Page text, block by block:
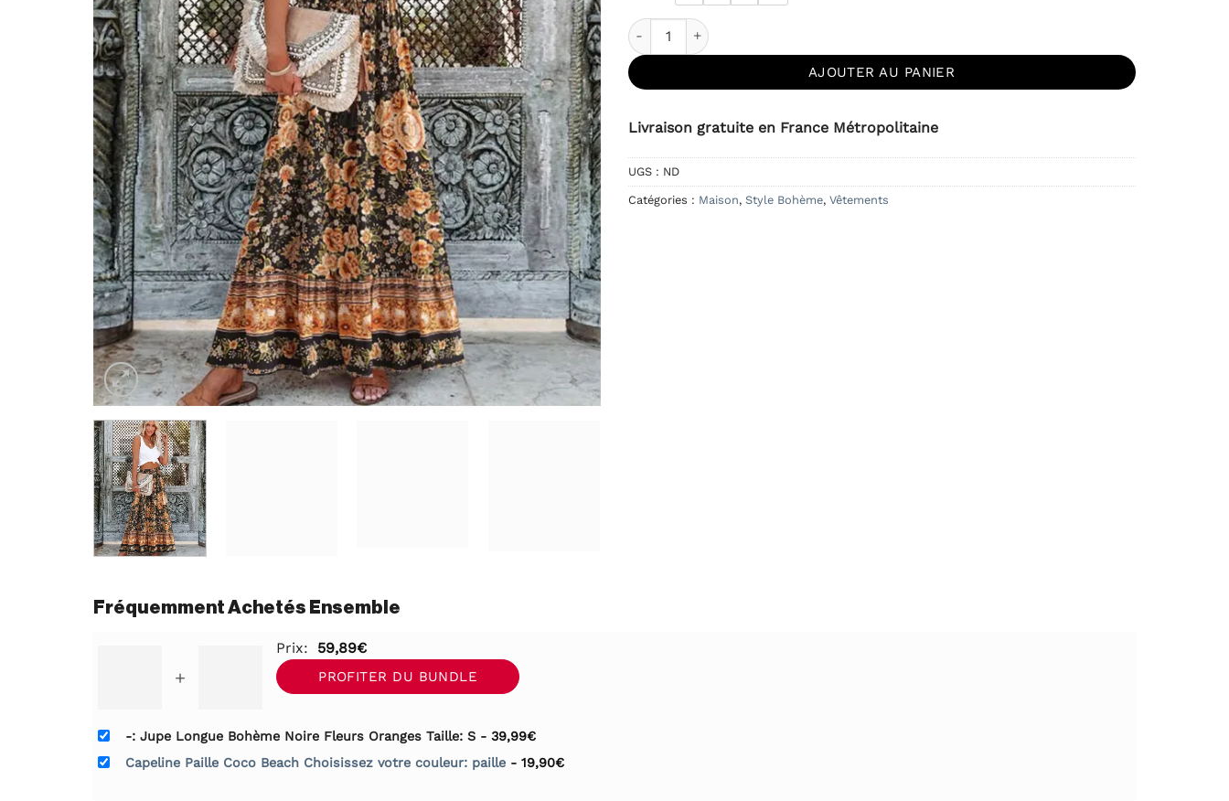
quantité de Jupe Longue Bohème Noire Fleurs Oranges
AJOUTER AU PANIER
Livraison gratuite en France Métropolitaine
UGS : ND
Catégories : Maison, Style Bohème, Vêtements
Fréquemment Achetés Ensemble
+
Prix: 59,89€
PROFITER DU BUNDLE
-: Jupe Longue Bohème Noire Fleurs Oranges Taille: S - 39,99€
Capeline Paille Coco Beach Choisissez votre couleur: paille - 19,90€